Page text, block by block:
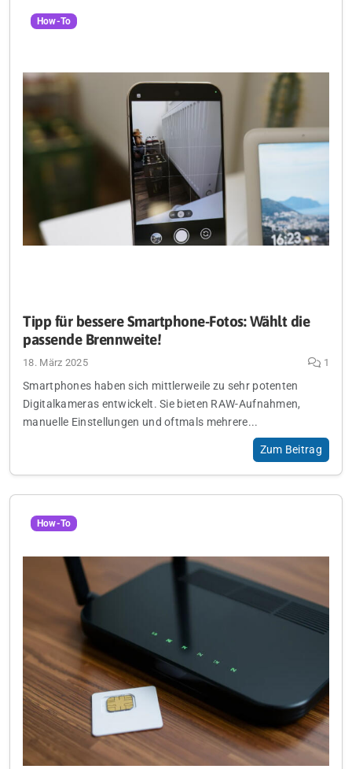
How-To
Tipp für bessere Smartphone-Fotos: Wählt die
passende Brennweite!
18. März 2025 1
Smartphones haben sich mittlerweile zu sehr potenten
Digitalkameras entwickelt. Sie bieten RAW-Aufnahmen,
manuelle Einstellungen und oftmals mehrere...
Zum Beitrag
How-To